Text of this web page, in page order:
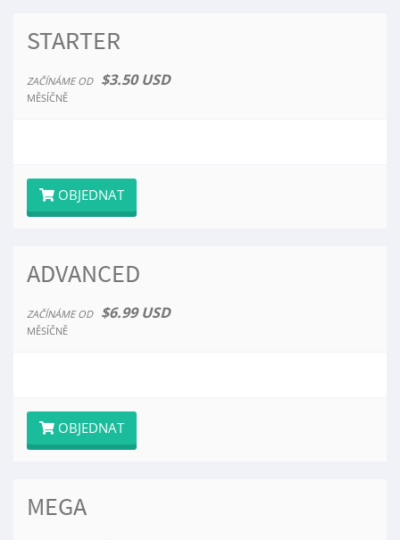
STARTER
ZAČÍNÁME OD $3.50 USD
MĚSÍČNĚ
OBJEDNAT
ADVANCED
ZAČÍNÁME OD $6.99 USD
MĚSÍČNĚ
OBJEDNAT
MEGA